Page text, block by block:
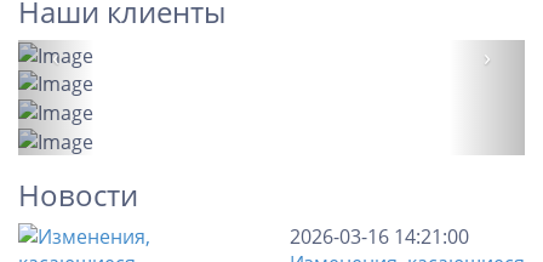
Наши клиенты
‹ ›
Новости
2026-03-16 14:21:00